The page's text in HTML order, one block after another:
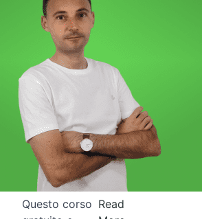
Questo corso Read